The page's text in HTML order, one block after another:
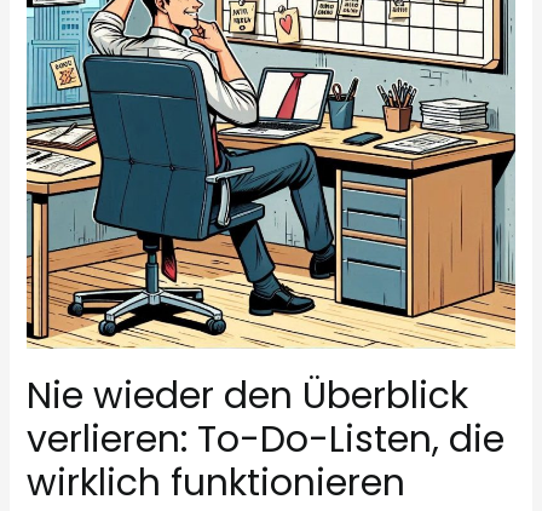
Nie wieder den Überblick
verlieren: To-Do-Listen, die
wirklich funktionieren